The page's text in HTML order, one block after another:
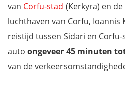
Gravas Cove Viewpoint
Loggas Beach
Watersporten in Sidari
van Corfu-stad (Kerkyra) en
luchthaven van Corfu,
reistijd tussen Sidari en
auto ongeveer 45 minuten
van de